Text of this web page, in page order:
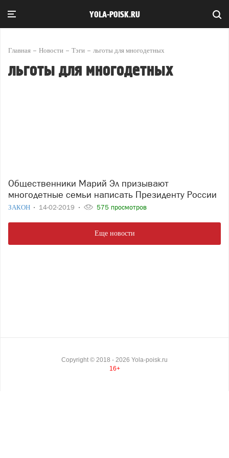
YOLA-POISK.RU
Главная Новости Тэги льготы для многодетных
льготы для многодетных
Общественники Марий Эл призывают
многодетные семьи написать Президенту России
ЗАКОН 14-02-2019 575 просмотров
Еще новости
Copyright © 2018 - 2026 Yola-poisk.ru
16+